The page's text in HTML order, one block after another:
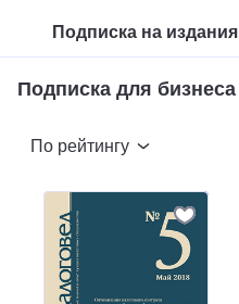
Подписка на издания
Подписка для бизнеса
По рейтингу